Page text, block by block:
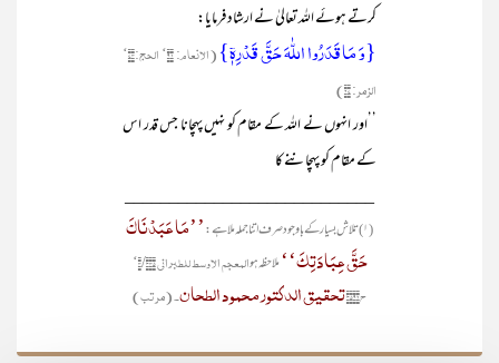
کرتے ہوئے اللہ تعالیٰ نے ارشاد فرمایا:
{وَ مَا قَدَرُوا اللّٰہَ حَقَّ قَدۡرِہٖۤ}
(الانعام: ۹۱‘ الحج:۷۴‘
الزمر: ۶۷)
’’اور انہوں نے اللہ کے مقام کو نہیں پہچانا جس قدر اس
کے مقام کو پہچاننے کا
____________________________
(۱) تلاش بسیار کے باوجود صرف اتنا جملہ ملا ہے:
’’مَا عَبَدْنَاکَ
حَقَّ عِبَادَتِکَ‘‘ملاحظہ ہو
المعجم الاوسط للطبرانی ۴/۳۴۵‘
ح۳۵۹۲ تحقیق الدکتور محمود الطحان۔ (مرتب)